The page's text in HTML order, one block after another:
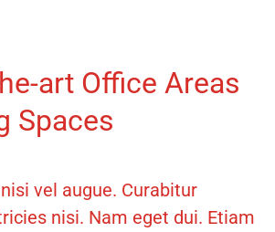
art Office Areas
Spaces
vel augue. Curabitur
nisi. Nam eget dui. Etiam